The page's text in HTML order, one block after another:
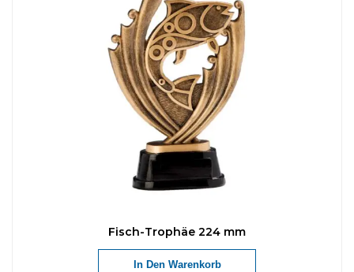
Fisch-Trophäe 224 mm
In Den Warenkorb